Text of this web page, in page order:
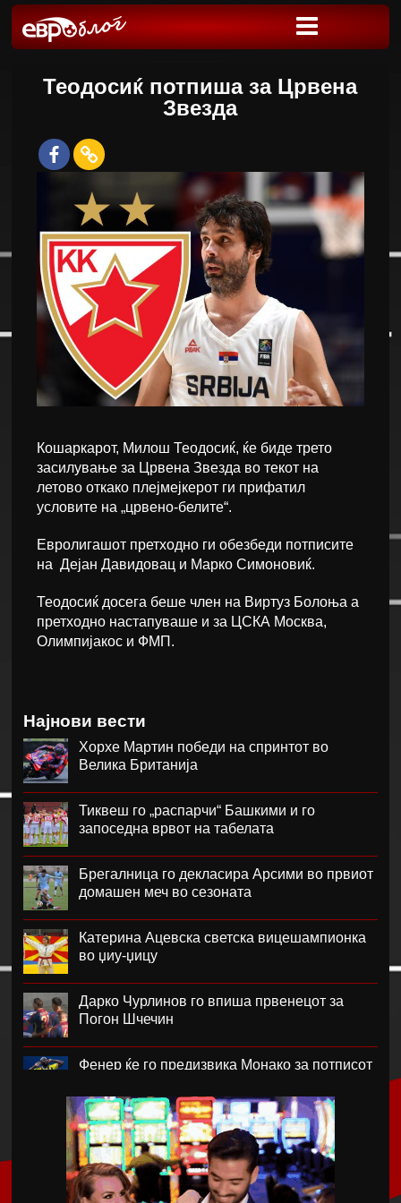
Теодосиќ потпиша за Црвена
Звезда
Кошаркарот, Милош Теодосиќ, ќе биде трето
засилување за Црвена Звезда во текот на
летово откако плејмејкерот ги прифатил
условите на „црвено-белите“.
Евролигашот претходно ги обезбеди потписите
на Дејан Давидовац и Марко Симоновиќ.
Теодосиќ досега беше член на Виртуз Болоња а
претходно настапуваше и за ЦСКА Москва,
Олимпијакос и ФМП.
Најнови вести
Хорхе Мартин победи на спринтот во
Велика Британија
Тиквеш го „распарчи“ Башкими и го
запоседна врвот на табелата
Брегалница го декласира Арсими во првиот
домашен меч во сезоната
Катерина Ацевска светска вицешампионка
во џиу-џицу
Дарко Чурлинов го впиша првенецот за
Погон Шчечин
Фенер ќе го предизвика Монако за потписот
Челзи убедливо го надигра Милан во
Австралија
Кенан Јилдиз на листата на желби на